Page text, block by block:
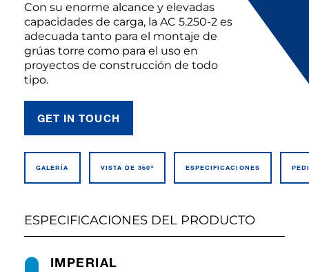
Con su enorme alcance y elevadas
capacidades de carga, la AC 5.250-2 es
adecuada tanto para el montaje de
grúas torre como para el uso en
proyectos de construcción de todo
tipo.
GET IN TOUCH
GALERÍA VISTA DE 360º ESPECIFI­CACIONES
ESPECIFICACIONES DEL PRODUCTO
IMPERIAL